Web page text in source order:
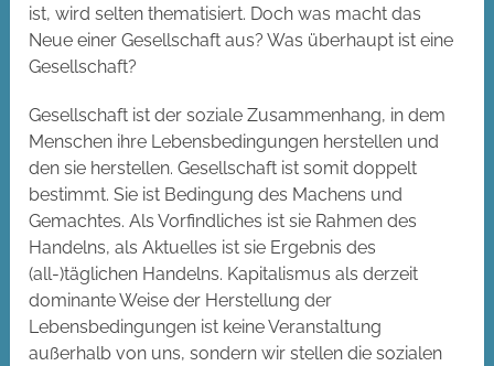
ist, wird selten thematisiert. Doch was macht das
Neue einer Gesellschaft aus? Was überhaupt ist eine
Gesellschaft?
Gesellschaft ist der soziale Zusammenhang, in dem
Menschen ihre Lebensbedingungen herstellen und
den sie herstellen. Gesellschaft ist somit doppelt
bestimmt. Sie ist Bedingung des Machens und
Gemachtes. Als Vorfindliches ist sie Rahmen des
Handelns, als Aktuelles ist sie Ergebnis des
(all-)täglichen Handelns. Kapitalismus als derzeit
dominante Weise der Herstellung der
Lebensbedingungen ist keine Veranstaltung
außerhalb von uns, sondern wir stellen die sozialen